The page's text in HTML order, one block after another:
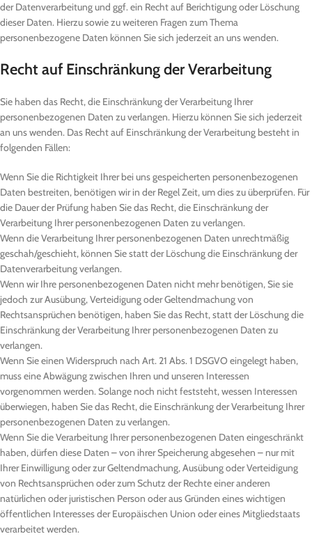
der Datenverarbeitung und ggf. ein Recht auf Berichtigung oder Löschung
dieser Daten. Hierzu sowie zu weiteren Fragen zum Thema
personenbezogene Daten können Sie sich jederzeit an uns wenden.
Recht auf Einschränkung der Verarbeitung
Sie haben das Recht, die Einschränkung der Verarbeitung Ihrer
personenbezogenen Daten zu verlangen. Hierzu können Sie sich jederzeit
an uns wenden. Das Recht auf Einschränkung der Verarbeitung besteht in
folgenden Fällen:
Wenn Sie die Richtigkeit Ihrer bei uns gespeicherten personenbezogenen
Daten bestreiten, benötigen wir in der Regel Zeit, um dies zu überprüfen. Für
die Dauer der Prüfung haben Sie das Recht, die Einschränkung der
Verarbeitung Ihrer personenbezogenen Daten zu verlangen.
Wenn die Verarbeitung Ihrer personenbezogenen Daten unrechtmäßig
geschah/geschieht, können Sie statt der Löschung die Einschränkung der
Datenverarbeitung verlangen.
Wenn wir Ihre personenbezogenen Daten nicht mehr benötigen, Sie sie
jedoch zur Ausübung, Verteidigung oder Geltendmachung von
Rechtsansprüchen benötigen, haben Sie das Recht, statt der Löschung die
Einschränkung der Verarbeitung Ihrer personenbezogenen Daten zu
verlangen.
Wenn Sie einen Widerspruch nach Art. 21 Abs. 1 DSGVO eingelegt haben,
muss eine Abwägung zwischen Ihren und unseren Interessen
vorgenommen werden. Solange noch nicht feststeht, wessen Interessen
überwiegen, haben Sie das Recht, die Einschränkung der Verarbeitung Ihrer
personenbezogenen Daten zu verlangen.
Wenn Sie die Verarbeitung Ihrer personenbezogenen Daten eingeschränkt
haben, dürfen diese Daten – von ihrer Speicherung abgesehen – nur mit
Ihrer Einwilligung oder zur Geltendmachung, Ausübung oder Verteidigung
von Rechtsansprüchen oder zum Schutz der Rechte einer anderen
natürlichen oder juristischen Person oder aus Gründen eines wichtigen
öffentlichen Interesses der Europäischen Union oder eines Mitgliedstaats
verarbeitet werden.